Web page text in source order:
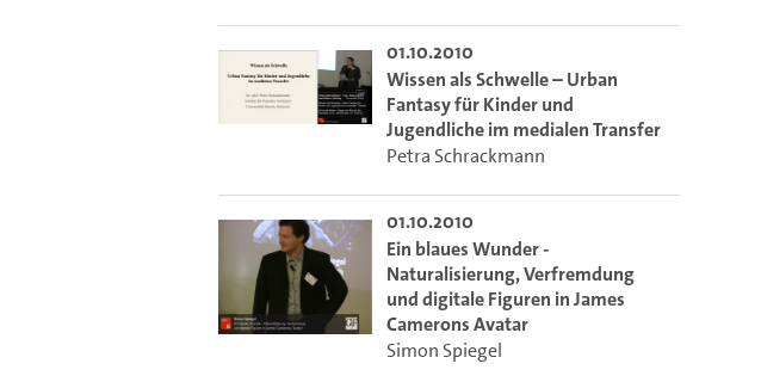
01.10.2010
Wissen als Schwelle – Urban
Fantasy für Kinder und
Jugendliche im medialen Transfer
Petra Schrackmann
01.10.2010
Ein blaues Wunder -
Naturalisierung, Verfremdung
und digitale Figuren in James
Camerons Avatar
Simon Spiegel